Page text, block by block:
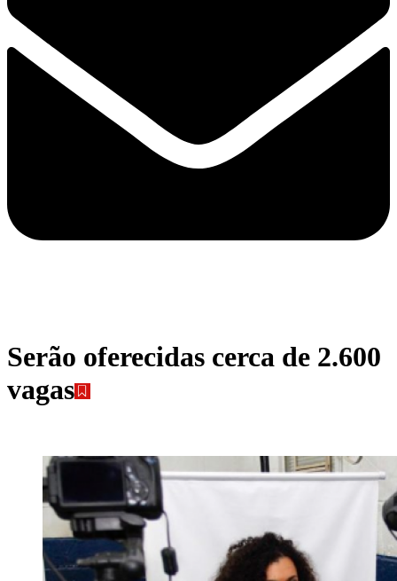
Serão oferecidas cerca de 2.600
vagas